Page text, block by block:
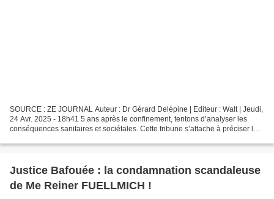
SOURCE : ZE JOURNAL Auteur : Dr Gérard Delépine | Editeur : Walt | Jeudi,
24 Avr. 2025 - 18h41 5 ans après le confinement, tentons d’analyser les
conséquences sanitaires et sociétales. Cette tribune s’attache à préciser le
Justice Bafouée : la condamnation scandaleuse
de Me Reiner FUELLMICH !